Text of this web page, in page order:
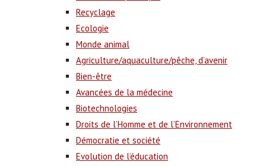
Recyclage
Ecologie
Monde animal
Agriculture/aquaculture/pêche, d’avenir
Bien-être
Avancées de la médecine
Biotechnologies
Droits de l’Homme et de l’Environnement
Démocratie et société
Evolution de l’éducation